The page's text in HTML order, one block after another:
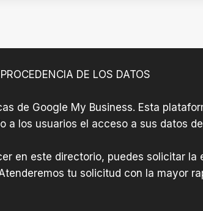
DE LOS DATOS
de Google My Business. Esta
a los usuarios el acceso a sus datos
en este directorio, puedes solicitar
tu solicitud con la mayor